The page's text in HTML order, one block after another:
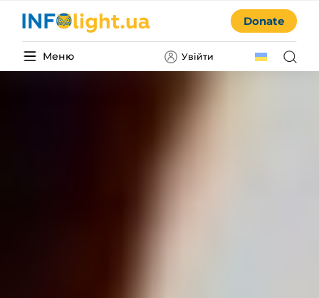
Меню Увійти
Donate